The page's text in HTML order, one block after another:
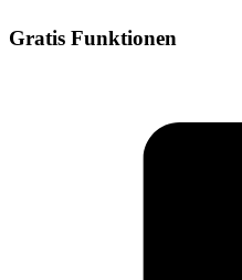
Gratis Funktionen